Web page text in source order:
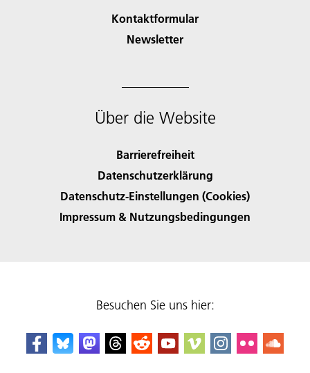
Kontaktformular
Newsletter
Über die Website
Barrierefreiheit
Datenschutzerklärung
Datenschutz-Einstellungen (Cookies)
Impressum & Nutzungsbedingungen
Besuchen Sie uns hier: